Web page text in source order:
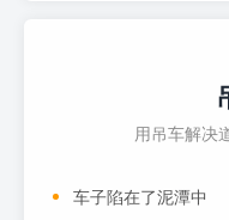
用吊车解决
车子陷在了泥潭中